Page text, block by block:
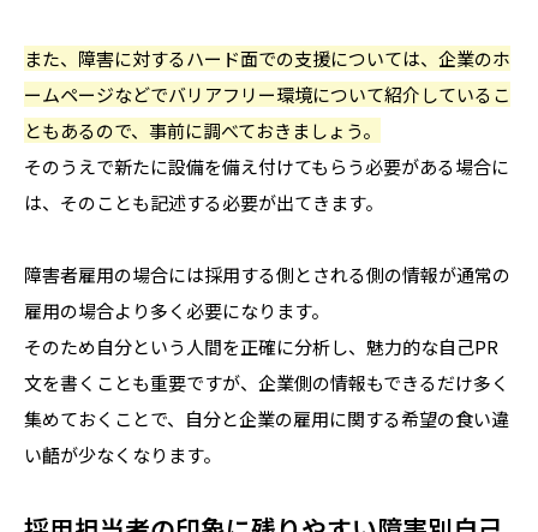
また、障害に対するハード面での支援については、企業のホ
ームページなどでバリアフリー環境について紹介しているこ
ともあるので、事前に調べておきましょう。
そのうえで新たに設備を備え付けてもらう必要がある場合に
は、そのことも記述する必要が出てきます。
障害者雇用の場合には採用する側とされる側の情報が通常の
雇用の場合より多く必要になります。
そのため自分という人間を正確に分析し、魅力的な自己PR
文を書くことも重要ですが、企業側の情報もできるだけ多く
集めておくことで、自分と企業の雇用に関する希望の食い違
い齬が少なくなります。